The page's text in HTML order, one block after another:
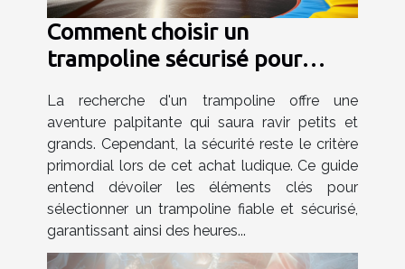
Comment choisir un
trampoline sécurisé pour
La recherche d'un trampoline offre une
aventure palpitante qui saura ravir petits et
grands. Cependant, la sécurité reste le critère
primordial lors de cet achat ludique. Ce guide
entend dévoiler les éléments clés pour
sélectionner un trampoline fiable et sécurisé,
garantissant ainsi des heures...